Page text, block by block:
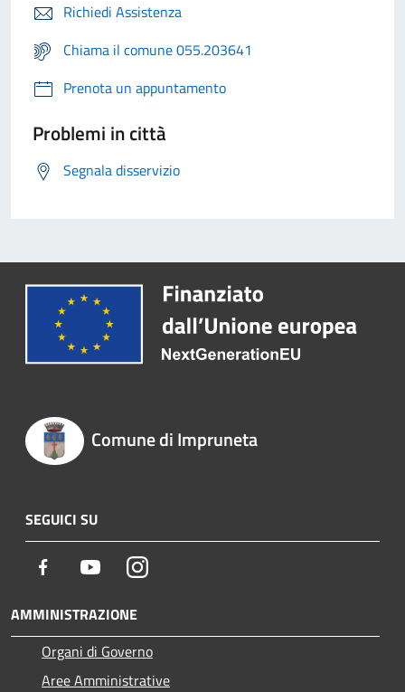
Richiedi Assistenza
Chiama il comune 055.203641
Prenota un appuntamento
Problemi in città
Segnala disservizio
Comune di Impruneta
SEGUICI SU
Facebook YoutubeInstagram
AMMINISTRAZIONE
Organi di Governo
Aree Amministrative